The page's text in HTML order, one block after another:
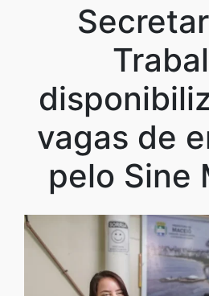
vagas de
pelo Sine